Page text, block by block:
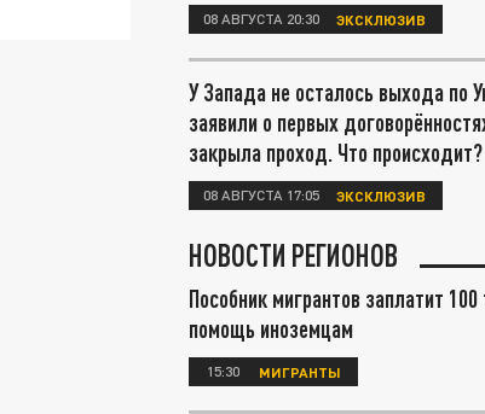
08 АВГУСТА 20:30 ЭКСКЛЮЗИВ
У Запада не осталось выхода по
заявили о первых
закрыла проход. Что происходит?
08 АВГУСТА 17:05 ЭКСКЛЮЗИВ
НОВОСТИ РЕГИОНОВ
Пособник мигрантов заплатит
помощь иноземцам
15:30 МИГРАНТЫ